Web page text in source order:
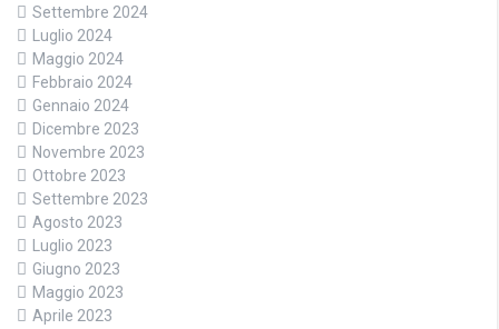
Settembre 2024
Luglio 2024
Maggio 2024
Febbraio 2024
Gennaio 2024
Dicembre 2023
Novembre 2023
Ottobre 2023
Settembre 2023
Agosto 2023
Luglio 2023
Giugno 2023
Maggio 2023
Aprile 2023